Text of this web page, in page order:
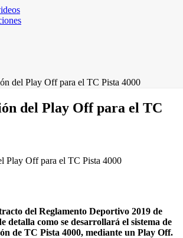
del Play Off para el TC Pista 4000
del Play Off para el TC
del Reglamento Deportivo 2019 de
detalla como se desarrollará el sistema de
de TC Pista 4000, mediante un Play Off.